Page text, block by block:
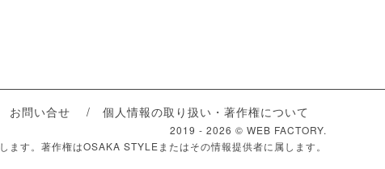
お問い合せ 個人情報の取り扱い・著作権について
2019 - 2026 © WEB FACTORY.
す。著作権はOSAKA STYLEまたはその情報提供者に属します。